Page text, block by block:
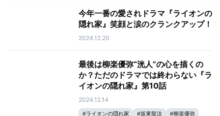
今年一番の愛されドラマ『ライオンの
隠れ家』笑顔と涙のクランクアップ！
2024.12.20
最後は柳楽優弥“洸人”の心を描くの
か？ただのドラマでは終わらない『ラ
イオンの隠れ家』第10話
2024.12.14
#ライオンの隠れ家 #坂東龍汰 #柳楽優弥